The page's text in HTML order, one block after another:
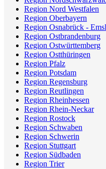
Region Nord Westfalen
Region Oberbayern
Region Osnabrück -
Region Ostbrandenburg
Region Ostwürttemberg
Region Ostthüringen
Region Pfalz
Region Potsdam
Region Regensburg
Region Reutlingen
Region Rheinhessen
Region Rhein-Neckar
Region Rostock
Region Schwaben
Region Schwerin
Region Stuttgart
Region Südbaden
Region Trier